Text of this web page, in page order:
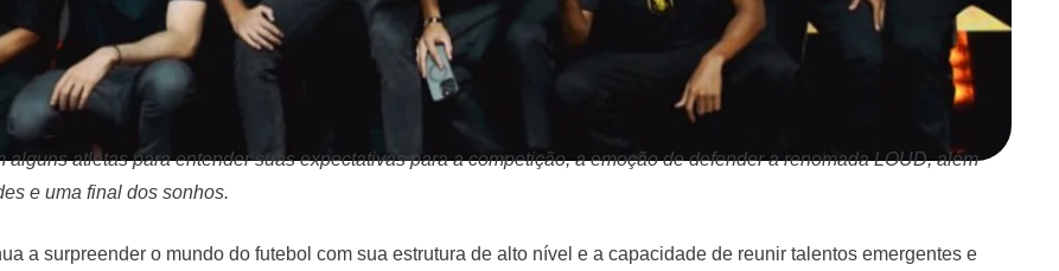
alguns atletas para entender suas expectativas para a competição, a emoção de defender a renomada LOUD, além
e uma final dos sonhos.
a surpreender o mundo do futebol com sua estrutura de alto nível e a capacidade de reunir talentos emergentes e